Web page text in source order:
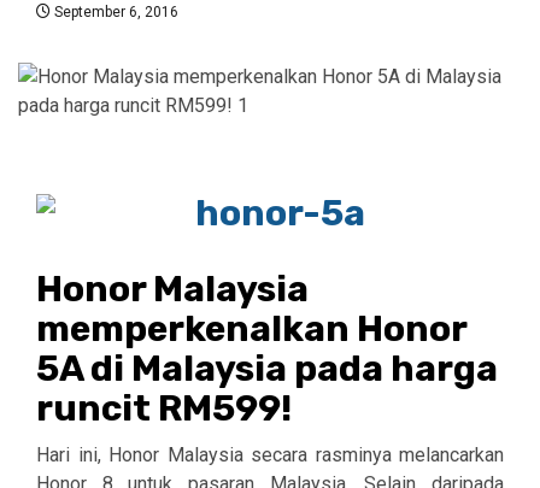
September 6, 2016
Honor Malaysia
memperkenalkan Honor
5A di Malaysia pada harga
runcit RM599!
Hari ini, Honor Malaysia secara rasminya melancarkan